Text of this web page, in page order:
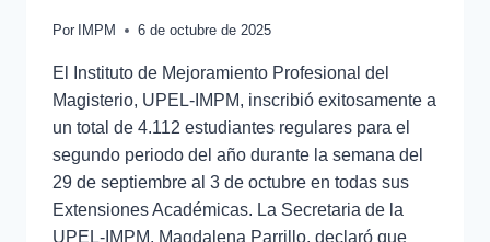
Por IMPM 6 de octubre de 2025
El Instituto de Mejoramiento Profesional del
Magisterio, UPEL-IMPM, inscribió exitosamente a
un total de 4.112 estudiantes regulares para el
segundo periodo del año durante la semana del
29 de septiembre al 3 de octubre en todas sus
Extensiones Académicas. La Secretaria de la
UPEL-IMPM, Magdalena Parrillo, declaró que